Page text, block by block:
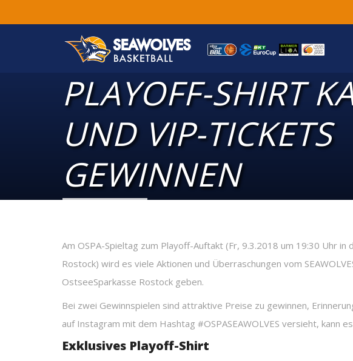
PLAYOFF-SHIRT
UND VIP-TICKETS
GEWINNEN
Am OSPA-Spieltag zum Playoff-Auftakt (Fr, 9.3.2018 um 19:30 Uhr in
Rostock) wird es viele Aktionen und Überraschungen vom
OstseeSparkasse Rostock geben.
Bei zwei Gewinnspielen sind attraktive Preise zu gewinnen,
auf Instagram mit dem Hashtag #OSPASEAWOLVES versieht, kann
Exklusives Playoff-Shirt